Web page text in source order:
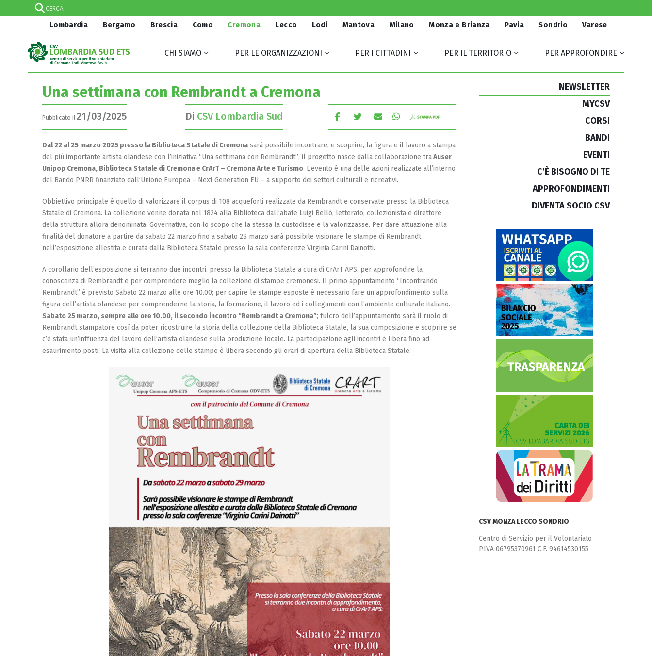
Lombardia Bergamo Brescia Como Cremona Lecco Lodi Mantova Milano Monza e Brianza Pavia Sondrio Varese
CHI SIAMO PER LE ORGANIZZAZIONI PER I CITTADINI PER IL TERRITORIO PER APPROFONDIRE
Una settimana con Rembrandt a Cremona
Pubblicato il 21/03/2025 Di CSV Lombardia Sud
Dal 22 al 25 marzo 2025 presso la Biblioteca Statale di Cremona sarà possibile incontrare, e scoprire, la figura e il lavoro a stampa
del più importante artista olandese con l’iniziativa “Una settimana con Rembrandt”; il progetto nasce dalla collaborazione traAuser
Unipop Cremona, Biblioteca Statale di Cremona e CrArT – Cremona Arte e Turismo. L’evento è una delle azioni realizzate all’interno
del Bando PNRR finanziato dall’Unione Europea – Next Generation EU – a supporto dei settori culturali e ricreativi.
Obbiettivo principale è quello di valorizzare il corpus di 108 acqueforti realizzate da Rembrandt e conservate presso la Biblioteca
Statale di Cremona. La collezione venne donata nel 1824 alla Biblioteca dall’abate Luigi Bellò, letterato, collezionista e direttore
della struttura allora denominata. Governativa, con lo scopo che la stessa la custodisse e la valorizzasse. Per dare attuazione alla
finalità del donatore a partire da sabato 22 marzo fino a sabato 2S marzo sarà possibile visionare le stampe di Rembrandt
nell’esposizione allestita e curata dalla Biblioteca Statale presso la sala conferenze Virginia Carini Dainotti.
A corollario dell’esposizione si terranno due incontri, presso la Biblioteca Statale a cura di CrArT APS, per approfondire la
conoscenza di Rembrandt e per comprendere meglio la collezione di stampe cremonesi. Il primo appuntamento “Incontrando
Rembrandt” è previsto Sabato 22 marzo alle ore 10.00; per capire le stampe esposte è necessario fare un approfondimento sulla
figura dell’artista olandese per comprenderne la storia, la formazione, il lavoro ed i collegamenti con l’ambiente culturale italiano.
Sabato 25 marzo, sempre alle ore 10.00, il secondo incontro “Rembrandt a Cremona”; fulcro dell’appuntamento sarà il ruolo di
Rembrandt stampatore così da poter ricostruire la storia della collezione della Biblioteca Statale, la sua composizione e scoprire se
c’è stata un’inffuenza del lavoro dell’artista olandese sulla produzione locale. La partecipazione agli incontri è libera fino ad
esaurimento posti. La visita alla collezione delle stampe è libera secondo gli orari di apertura della Biblioteca Statale.
NEWSLETTER
MYCSV
CORSI
BANDI
EVENTI
C’È BISOGNO DI TE
APPROFONDIMENTI
DIVENTA SOCIO CSV
CSV MONZA LECCO SONDRIO
Centro di Servizio per il Volontariato
P.IVA 06795370961 C.F. 94614530155